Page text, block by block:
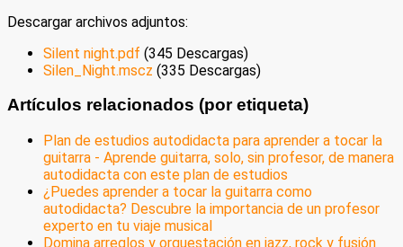
Descargar archivos adjuntos:
Silent night.pdf (345 Descargas)
Silen_Night.mscz (335 Descargas)
Artículos relacionados (por etiqueta)
Plan de estudios autodidacta para aprender a tocar la
guitarra - Aprende guitarra, solo, sin profesor, de manera
autodidacta con este plan de estudios
¿Puedes aprender a tocar la guitarra como
autodidacta? Descubre la importancia de un profesor
experto en tu viaje musical
Domina arreglos y orquestación en jazz, rock y fusión